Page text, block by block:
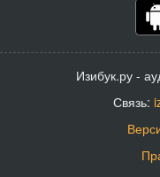
Изибук.ру -
Связь: